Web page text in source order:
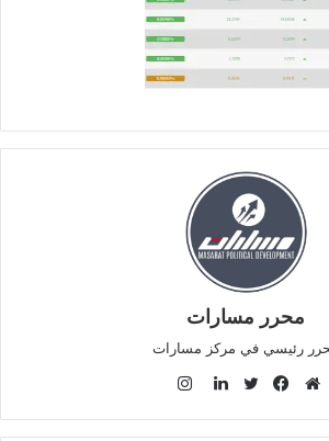
محرر مسارات
رئيسي في مركز مسارات
و
ي
و
ي
س